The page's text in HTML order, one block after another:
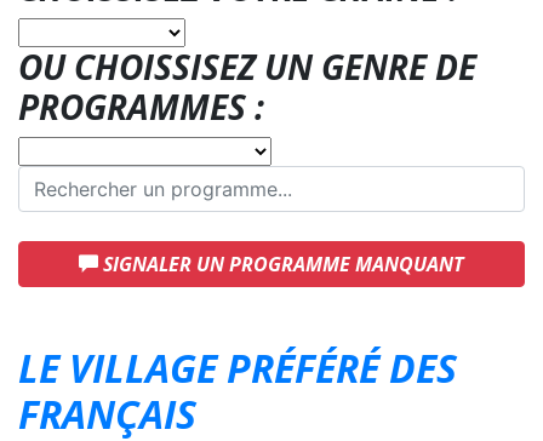
OU CHOISSISEZ UN GENRE DE
PROGRAMMES :
SIGNALER UN PROGRAMME MANQUANT
LE VILLAGE PRÉFÉRÉ DES
FRANÇAIS